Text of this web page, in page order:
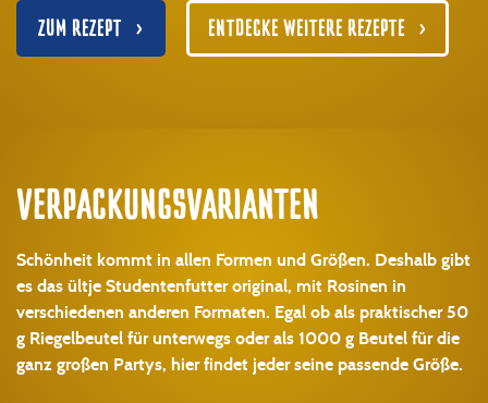
ZUM REZEPT ENTDECKE WEITERE REZEPTE
VERPACKUNGS­VARIANTEN
Schönheit kommt in allen Formen und Größen. Deshalb gibt
es das ültje Studentenfutter original, mit Rosinen in
verschiedenen anderen Formaten. Egal ob als praktischer 50
g Riegelbeutel für unterwegs oder als 1000 g Beutel für die
ganz großen Partys, hier findet jeder seine passende Größe.